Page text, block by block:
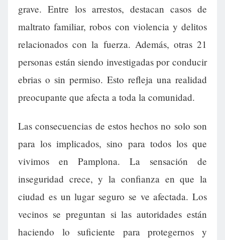
grave. Entre los arrestos, destacan casos de
maltrato familiar, robos con violencia y delitos
relacionados con la fuerza. Además, otras 21
personas están siendo investigadas por conducir
ebrias o sin permiso. Esto refleja una realidad
preocupante que afecta a toda la comunidad.
Las consecuencias de estos hechos no solo son
para los implicados, sino para todos los que
vivimos en Pamplona. La sensación de
inseguridad crece, y la confianza en que la
ciudad es un lugar seguro se ve afectada. Los
vecinos se preguntan si las autoridades están
haciendo lo suficiente para protegernos y